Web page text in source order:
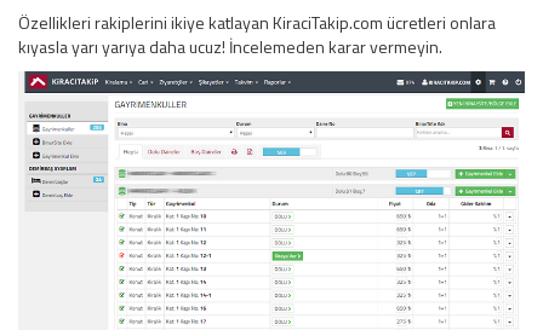
Özellikleri rakiplerini ikiye katlayan KiraciTakip.com ücretleri onlara
kıyasla yarı yarıya daha ucuz! İncelemeden karar vermeyin.